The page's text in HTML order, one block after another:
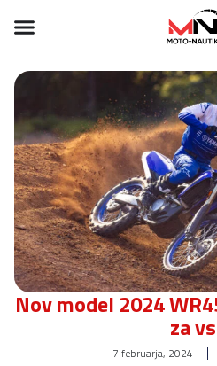
Nov model 2024
za
7 februarja, 2024